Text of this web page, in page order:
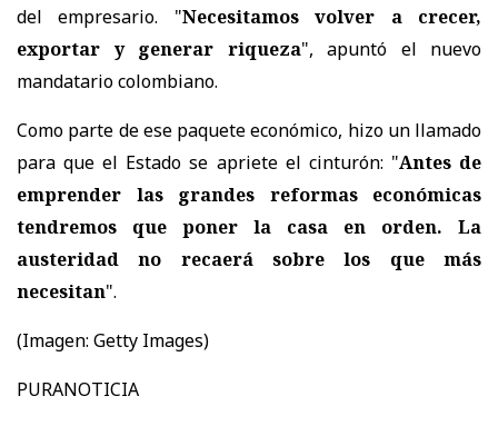
del empresario. "Necesitamos volver a crecer,
exportar y generar riqueza", apuntó el nuevo
mandatario colombiano.
Como parte de ese paquete económico, hizo un llamado
para que el Estado se apriete el cinturón: "Antes de
emprender las grandes reformas económicas
tendremos que poner la casa en orden. La
austeridad no recaerá sobre los que más
necesitan".
(Imagen: Getty Images)
PURANOTICIA